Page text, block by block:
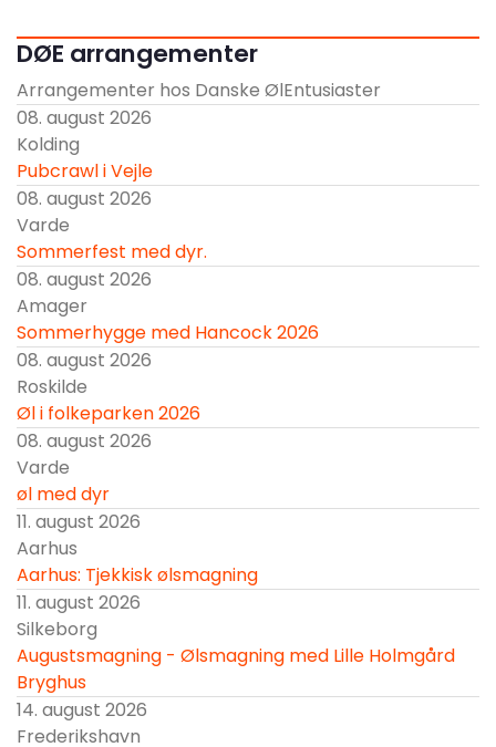
DØE arrangementer
Arrangementer hos Danske ØlEntusiaster
08. august 2026
Kolding
Pubcrawl i Vejle
08. august 2026
Varde
Sommerfest med dyr.
08. august 2026
Amager
Sommerhygge med Hancock 2026
08. august 2026
Roskilde
Øl i folkeparken 2026
08. august 2026
Varde
øl med dyr
11. august 2026
Aarhus
Aarhus: Tjekkisk ølsmagning
11. august 2026
Silkeborg
Augustsmagning - Ølsmagning med Lille Holmgård
Bryghus
14. august 2026
Frederikshavn